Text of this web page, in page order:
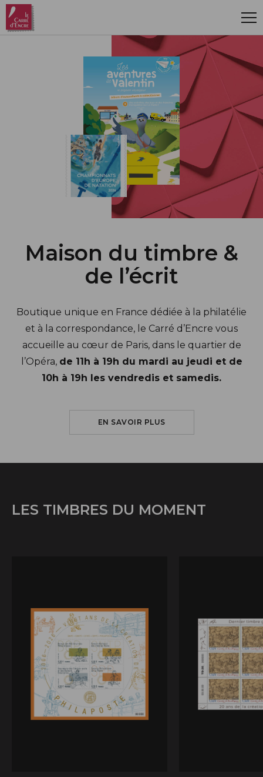
Aller au contenu principal
Maison du timbre &
de l’écrit
Boutique unique en France dédiée à la philatélie
et à la correspondance, le Carré d’Encre vous
accueille au cœur de Paris, dans le quartier de
l’Opéra, de 11h à 19h du mardi au jeudi et de
10h à 19h les vendredis et samedis.
EN SAVOIR PLUSSUR LE CARRÉ D'ENCRE
LES TIMBRES DU MOMENT